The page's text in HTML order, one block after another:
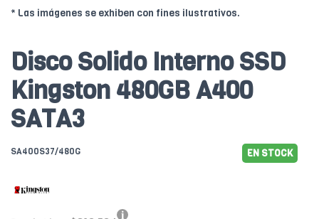
* Las imágenes se exhiben con fines ilustrativos.
Disco Solido Interno SSD
Kingston 480GB A400
SATA3
SA400S37/480G EN STOCK